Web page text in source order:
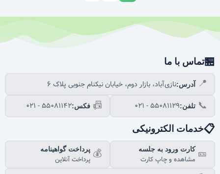
🏪تماس با ما
📍 آدرس:نازی‌آباد، بازار دوم، خیابان نیکنام جنوبی پلاک ۶
📞 تلفن:۰۲۱ - ۵۵۰۸۱۱۲۹ 📠 فکس:۰۲۱ - ۵۵۰۸۱۱۴۲
📋خدمات الکترونیکی
🎫 کارت ورود به جلسه
مشاهده و چاپ کارت 💰 پرداخت گواهینامه
پرداخت آنلاین